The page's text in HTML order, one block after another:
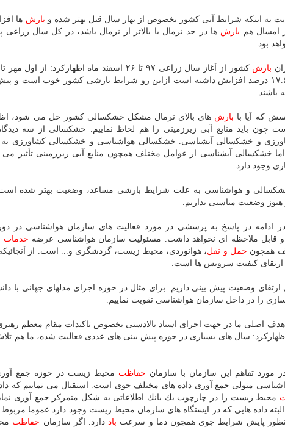
به اینكه شرایط آبی كشور بخصوص از بهار سال قبل بهتر شده و بارش ها
امسال هم بارش ها در حد نرمال یا بالاتر از نرمال باشد، در كل سال
بود.
بارش كشور از آغاز سال زراعی ۹۷ تا ۲۶ اسفند ماه اظهاركرد: از اول مهر تا ۲۶ اسفند ماه ۹۷
نسبت به میانگین بلندمدت ۱۷.۶ درصد افزایش داشته است ازاین رو شرایط بارشی كشور خوب
باشند.
كه آیا با بارش های بالای نرمال مشكل خشكسالی كشور حل می شود،
چون باید منابع آبی زیرزمینی را هم لحاظ نماییم. خشكسالی از سه
و خشكسالی آبشناسی. خشكسالی هواشناسی و خشكسالی كشاورزی
خشكسالی آبشناسی از عوامل مختلف همچون منابع آبی زیرزمینی تأثیر
وجود دارد.
و هواشناسی به علت شرایط بارشی مساعد، وضعیت بهتر شده
وضعیت مناسبی نداریم.
ادامه در پاسخ به پرسشی در مورد فعالیت های سازمان هواشناسی در
و قابل ملاحظه ای نخواهد داشت. مسئولیت سازمان هواشناسی عرضه خدمات
همچون حمل و نقل، هوانوردی، محیط زیست، گردشگری و... است. از
كیفیت سرویس ها است.
ارتقای وضعیت پیش بینی داریم. برای مثال در حوزه اجرای مدلهای جهانی با
را در داخل سازمان هواشناسی تقویت نماییم.
هدف اصلی ما در جهت اجرای اسناد بالادستی بخصوص تاكیدات مقام معظم
سال های بسیاری در حوزه پیش بینی های عددی فعالیت شده، ما هم
مورد تفاهم این سازمان با سازمان حفاظت محیط زیست در حوزه جمع
متولی جمع آوری داده های مختلف جوی است. استقبال می نماییم كه
محیط زیست را در چارچوب یك بانك اطلاعاتی به شكل متمركز جمع آوری
داده هایی كه در ایستگاه های سازمان محیط زیست وجود دارد عموما مربوط
منظور پایش شرایط جوی همچون دما و سرعت باددارد. اگر سازمان حفاظت